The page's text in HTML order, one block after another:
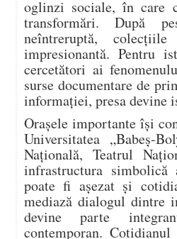
oglinzi sociale, în care
transformări. După
neîntreruptă,
impresionantă. Pentru
cercetători ai
surse documentare de
informației, presa devine
Orașele importante își
Universitatea „Babeș-
Națională, Teatrul
infrastructura
poate fi așezat și
mediază dialogul dintre
devine parte
contemporan.